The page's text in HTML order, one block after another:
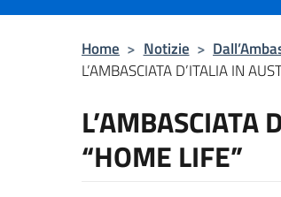
Home > Notizie >
L’AMBASCIATA D’ITALIA IN
L’AMBASCIATA
“HOME LIFE”